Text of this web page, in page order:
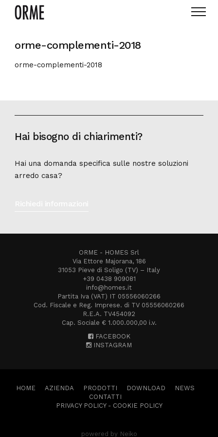
orme-complementi-2018
orme-complementi-2018
Hai bisogno di chiarimenti?
Hai una domanda specifica sulle nostre soluzioni
arredo casa?
ORME - HOMES Srl
Via Ettore Majorana, 186
31053 Pieve di Soligo (TV) – Italy
+39 0438 909081
info@homes.it
Partita Iva (VAT) IT 05556060266
Cod. Fiscale e Reg. Imprese. di TV 05556060266
R.E.A. TV454092
Cap. Sociale € 1.000.000,00 i.v.
FACEBOOK
INSTAGRAM
HOME AZIENDA PRODOTTI DOWNLOAD
NEWS
CONTATTI
PRIVACY POLICY- COOKIE POLICY
powered by Neiko